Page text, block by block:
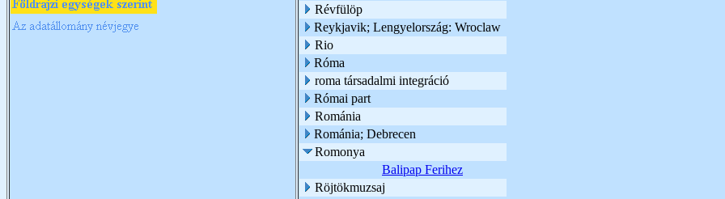
Révfülöp
Reykjavik; Lengyelország: Wroclaw
Rio
Róma
roma társadalmi integráció
Római part
Románia
Románia; Debrecen
Romonya
Balipap Ferihez
Röjtökmuzsaj